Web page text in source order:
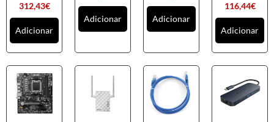
312,43€
Adicionar
Adicionar Adicionar
116,44€
Adicionar